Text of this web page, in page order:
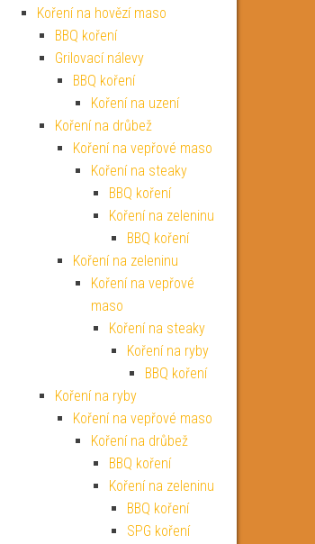
Koření na hovězí maso
BBQ koření
Grilovací nálevy
BBQ koření
Koření na uzení
Koření na drůbež
Koření na vepřové maso
Koření na steaky
BBQ koření
Koření na zeleninu
BBQ koření
Koření na zeleninu
Koření na vepřové
maso
Koření na steaky
Koření na ryby
BBQ koření
Koření na ryby
Koření na vepřové maso
Koření na drůbež
BBQ koření
Koření na zeleninu
BBQ koření
SPG koření